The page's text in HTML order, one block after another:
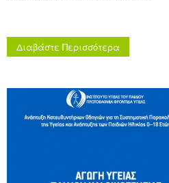
Διαβάστε Περισσότερα